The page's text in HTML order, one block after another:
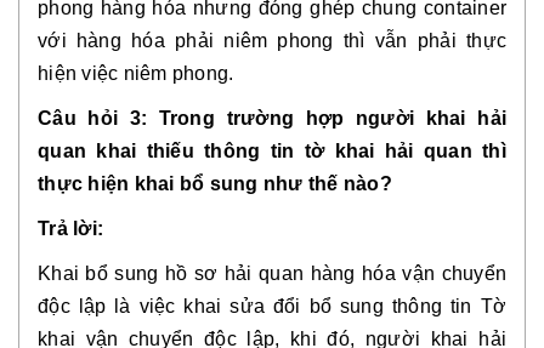
phong hàng hóa nhưng đóng ghép chung container
với hàng hóa phải niêm phong thì vẫn phải thực
hiện việc niêm phong.
Câu hỏi 3: Trong trường hợp người khai hải
quan khai thiếu thông tin tờ khai hải quan thì
thực hiện khai bổ sung như thế nào?
Trả lời:
Khai bổ sung hồ sơ hải quan hàng hóa vận chuyển
độc lập là việc khai sửa đổi bổ sung thông tin Tờ
khai vận chuyển độc lập, khi đó, người khai hải